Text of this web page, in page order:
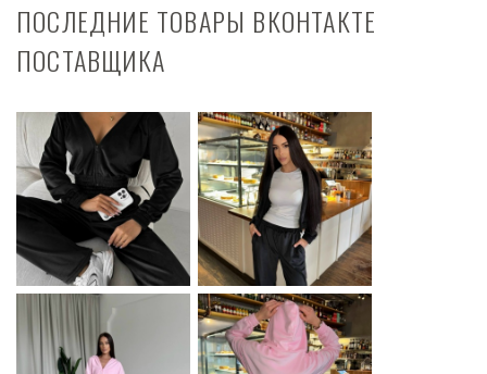
ПОСЛЕДНИЕ ТОВАРЫ ВКОНТАКТЕ
ПОСТАВЩИКА